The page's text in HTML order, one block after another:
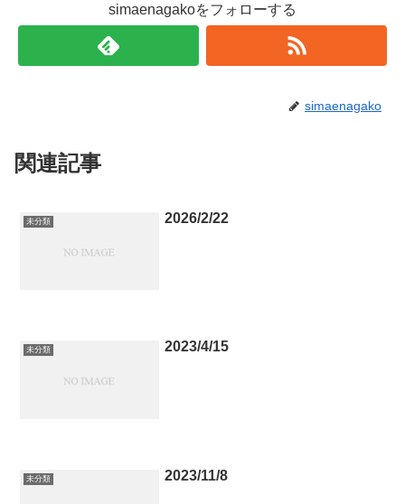
simaenagakoをフォローする
simaenagako
関連記事
未分類 2026/2/22
未分類 2023/4/15
未分類 2023/11/8